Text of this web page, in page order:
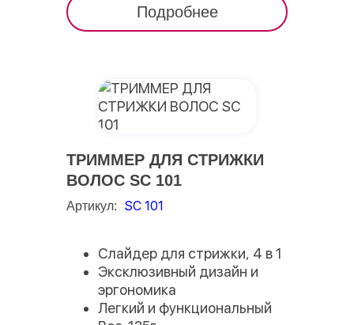
Подробнее
ТРИММЕР ДЛЯ СТРИЖКИ
ВОЛОС SC 101
Артикул: SC 101
Слайдер для стрижки, 4 в 1
Эксклюзивный дизайн и
эргономика
Легкий и функциональный